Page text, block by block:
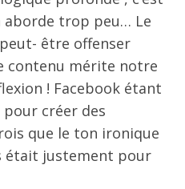
aborde trop peu… Le
être offenser
contenu mérite notre
! Facebook étant
créer des
que le ton ironique
était justement pour